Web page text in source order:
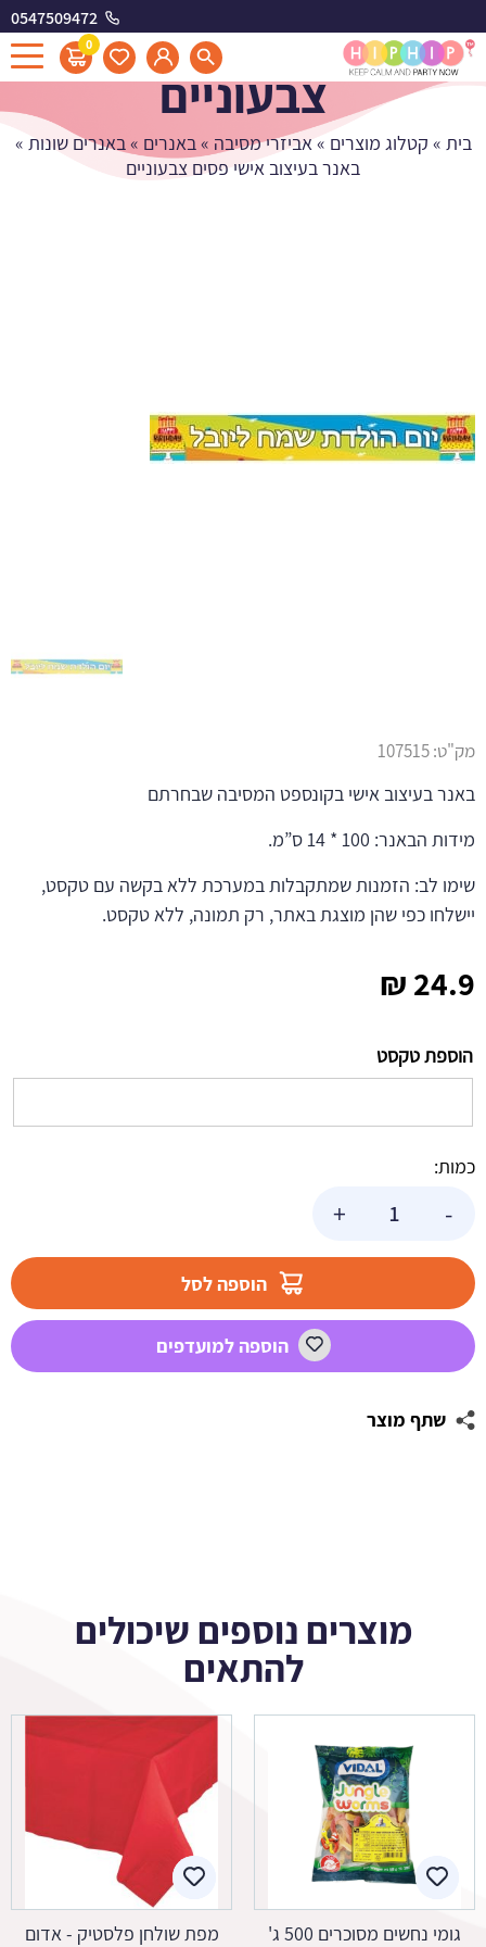
0547509472
0
באנר בעיצוב אישי פסים
צבעוניים
בית » קטלוג מוצרים »אביזרי מסיבה »באנרים »באנרים שונות »
באנר בעיצוב אישי פסים צבעוניים
24.9
₪
הוספת טקסט
כמות:
-
פסים
+
הוספה לסל
הוספה למועדפים
שתף מוצר
מק"ט:107515
באנר בעיצוב אישי בקונספט המסיבה שבחרתם
מידות הבאנר: 100 * 14 ס”מ.
שימו לב: הזמנות שמתקבלות במערכת ללא בקשה עם טקסט,
יישלחו כפי שהן מוצגת באתר, רק תמונה, ללא טקסט.
מוצרים נוספים שיכולים
להתאים
גומי נחשים מסוכרים 500 ג'
מפת שולחן פלסטיק - אדום